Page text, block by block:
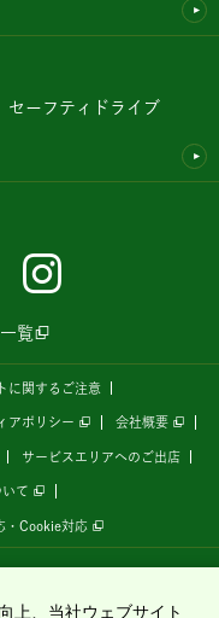
セーフティドライブ
覧
に関するご注意
アポリシー 会社概要
サービスエリアへのご出店
て
・Cookie対応
上、当社ウェブサイト